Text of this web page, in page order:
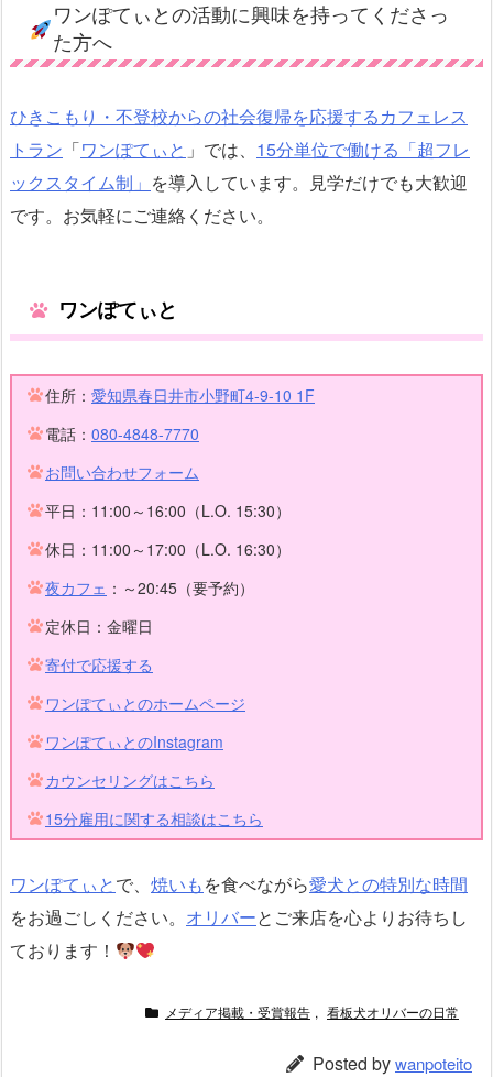
ワンぽてぃとの活動に興味を持ってくださっ
た方へ
ひきこもり・不登校からの社会復帰を応援するカフェレス
トラン 「ワンぽてぃと 」では、 15分単位で働ける「超フレ
ックスタイム制」 を導入しています。見学だけでも大歓迎
です。お気軽にご連絡ください。
ワンぽてぃと
住所： 愛知県春日井市小野町4-9-10 1F
電話： 080-4848-7770
お問い合わせフォーム
平日：11:00～16:00（L.O. 15:30）
休日：11:00～17:00（L.O. 16:30）
夜カフェ ：～20:45（要予約）
定休日：金曜日
寄付で応援する
ワンぽてぃとのホームページ
ワンぽてぃとのInstagram
カウンセリングはこちら
15分雇用に関する相談はこちら
ワンぽてぃとで、 焼いもを食べながら愛犬との特別な時間
をお過ごしください。 オリバーとご来店を心よりお待ちし
ております！
メディア掲載・受賞報告 , 看板犬オリバーの日常
Posted bywanpoteito